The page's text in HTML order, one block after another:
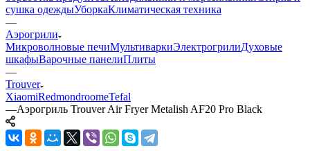
сушка одеждыУборкаКлиматическая техника
—
Аэрогрили
Микроволновые печиМультиваркиЭлектрогрилиДуховые
шкафыВарочные панелиПлиты
—
Trouver
XiaomiRedmondroomeTefal
—Аэрогриль Trouver Air Fryer Metalish AF20 Pro Black